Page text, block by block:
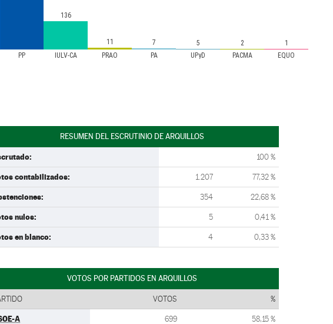
PP IULV-CA PRAO PA UPyD PACMA EQUO
136
11 7 5 2 1
RESUMEN DEL ESCRUTINIO DE ARQUILLOS
100 %
contabilizados: 1.207 77,32 %
354 22,68 %
nulos: 5 0,41 %
en blanco: 4 0,33 %
VOTOS POR PARTIDOS EN ARQUILLOS
VOTOS %
A 699 58,15 %